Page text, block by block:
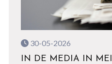
30-05-2026
IN DE MEDIA IN MEI